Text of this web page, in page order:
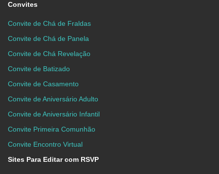
Convites
Convite de Chá de Fraldas
Convite de Chá de Panela
Convite de Chá Revelação
Convite de Batizado
Convite de Casamento
Convite de Aniversário Adulto
Convite de Aniversário Infantil
Convite Primeira Comunhão
Convite Encontro Virtual
Sites Para Editar com RSVP